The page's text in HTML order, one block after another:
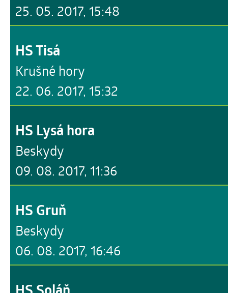
25. 05. 2017, 15:48
22. 06. 2017, 15:32
HS Tisá
Krušné hory
09. 08. 2017, 11:36
HS Lysá hora
Beskydy
06. 08. 2017, 16:46
HS Gruň
Beskydy